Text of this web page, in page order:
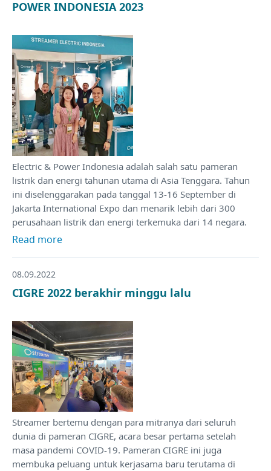
POWER INDONESIA 2023
Electric & Power Indonesia adalah salah satu pameran
listrik dan energi tahunan utama di Asia Tenggara. Tahun
ini diselenggarakan pada tanggal 13-16 September di
Jakarta International Expo dan menarik lebih dari 300
perusahaan listrik dan energi terkemuka dari 14 negara.
Read more
08.09.2022
CIGRE 2022 berakhir minggu lalu
Streamer bertemu dengan para mitranya dari seluruh
dunia di pameran CIGRE, acara besar pertama setelah
masa pandemi COVID-19. Pameran CIGRE ini juga
membuka peluang untuk kerjasama baru terutama di